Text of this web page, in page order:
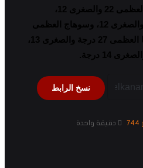
والصغرى 13، والإسكندرية العظمى 22 والصغرى 12،
ومطروح العظمى 20 درجة والصغرى 12، وسوهاج العظمى
24 درجة، والصغرى 12، وقنا العظمى 27 درجة والصغرى 13،
.
نسخ الرابط
744 دقيقة واحدة